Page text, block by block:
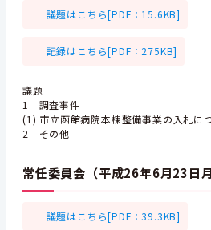
議題はこちら[PDF：15.6KB]
記録はこちら[PDF：275KB]
議題
1 調査事件
(1) 市立函館病院本棟整備事業の入札に
2 その他
常任委員会（平成26年6月23日
議題はこちら[PDF：39.3KB]